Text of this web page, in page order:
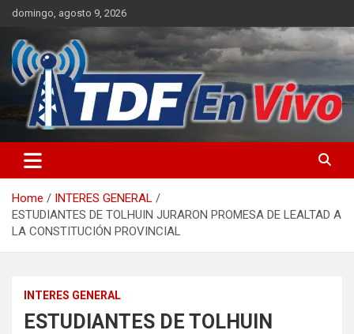
Skip
content
domingo, agosto 9, 2026
Home
INTERES GENERAL
ESTUDIANTES DE TOLHUIN JURARON PROMESA DE LEALTAD A
LA CONSTITUCIÓN PROVINCIAL
INTERES GENERAL
ESTUDIANTES DE TOLHUIN